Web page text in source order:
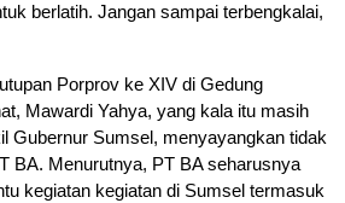
berlatih. Jangan sampai terbengkalai,
Porprov ke XIV di Gedung
Mawardi Yahya, yang kala itu masih
Gubernur Sumsel, menyayangkan tidak
BA. Menurutnya, PT BA seharusnya
kegiatan kegiatan di Sumsel termasuk